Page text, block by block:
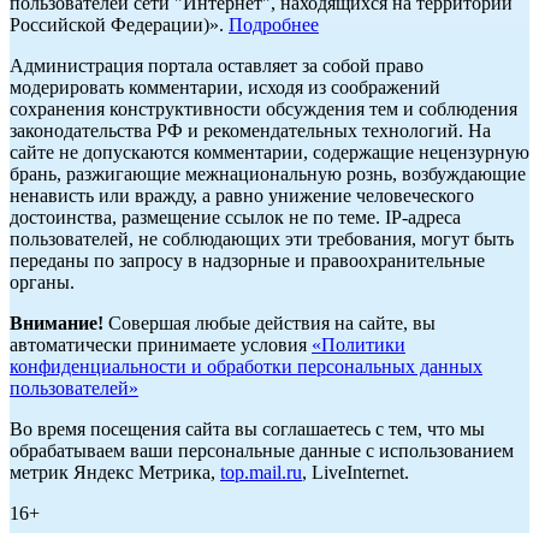
Российской Федерации)». Подробнее
Администрация портала оставляет за собой право
модерировать комментарии, исходя из соображений
сохранения конструктивности обсуждения тем и соблюдения
законодательства РФ и рекомендательных технологий. На
сайте не допускаются комментарии, содержащие нецензурную
брань, разжигающие межнациональную рознь, возбуждающие
ненависть или вражду, а равно унижение человеческого
достоинства, размещение ссылок не по теме. IP-адреса
пользователей, не соблюдающих эти требования, могут быть
переданы по запросу в надзорные и правоохранительные
органы.
Внимание! Совершая любые действия на сайте, вы
автоматически принимаете условия «Политики
конфиденциальности и обработки персональных данных
пользователей»
Во время посещения сайта вы соглашаетесь с тем, что мы
обрабатываем ваши персональные данные с использованием
метрик Яндекс Метрика, top.mail.ru, LiveInternet.
16+